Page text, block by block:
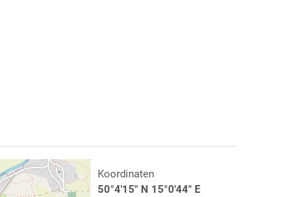
Koordinaten
50°4'15" N 15°0'44" E